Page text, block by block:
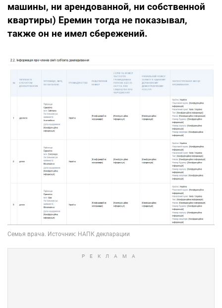
машины, ни арендованной, ни собственной
квартиры) Еремин тогда не показывал,
также он не имел сбережений.